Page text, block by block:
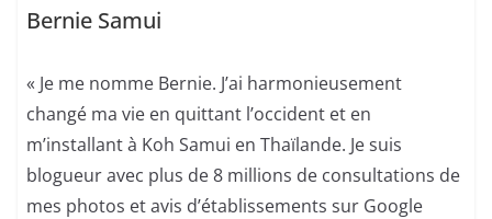
Bernie Samui
« Je me nomme Bernie. J’ai harmonieusement
changé ma vie en quittant l’occident et en
m’installant à Koh Samui en Thaïlande. Je suis
blogueur avec plus de 8 millions de consultations de
mes photos et avis d’établissements sur Google